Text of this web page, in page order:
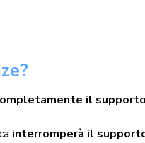
il
interromperà il